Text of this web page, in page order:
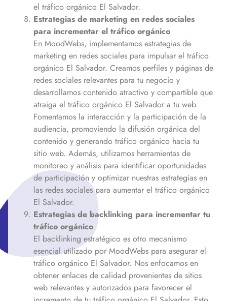
el tráfico orgánico El Salvador.
Estrategias de marketing en redes sociales
para incrementar el tráfico orgánico
En MoodWebs, implementamos estrategias de
marketing en redes sociales para impulsar el tráfico
orgánico El Salvador. Creamos perfiles y páginas de
redes sociales relevantes para tu negocio y
desarrollamos contenido atractivo y compartible que
atraiga el tráfico orgánico El Salvador a tu web.
Fomentamos la interacción y la participación de la
audiencia, promoviendo la difusión orgánica del
contenido y generando tráfico orgánico hacia tu
sitio web. Además, utilizamos herramientas de
monitoreo y análisis para identificar oportunidades
de participación y optimizar nuestras estrategias en
las redes sociales para aumentar el tráfico orgánico
El Salvador.
Estrategias de backlinking para incrementar tu
tráfico orgánico
El backlinking estratégico es otro mecanismo
esencial utilizado por MoodWebs para asegurar el
tráfico orgánico El Salvador. Nos enfocamos en
obtener enlaces de calidad provenientes de sitios
web relevantes y autorizados para favorecer el